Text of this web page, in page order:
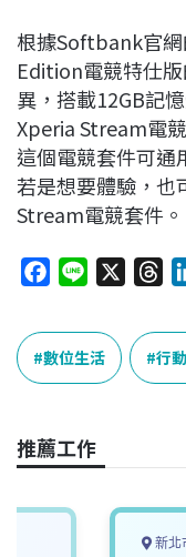
根據Softbank官網
Edition電競特仕
異，搭載12GB記
Xperia Stream電
這個電競套件可通
若是想要體驗，也
Stream電競套件。
c
e
b
o
k
n
e
r
e
a
數位生活 行
推薦工作
新北